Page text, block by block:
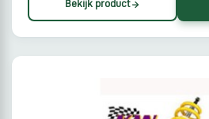
Bekijk product